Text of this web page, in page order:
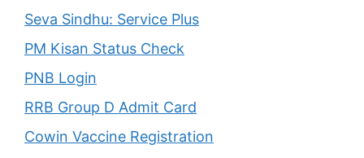
Seva Sindhu: Service Plus
PM Kisan Status Check
PNB Login
RRB Group D Admit Card
Cowin Vaccine Registration